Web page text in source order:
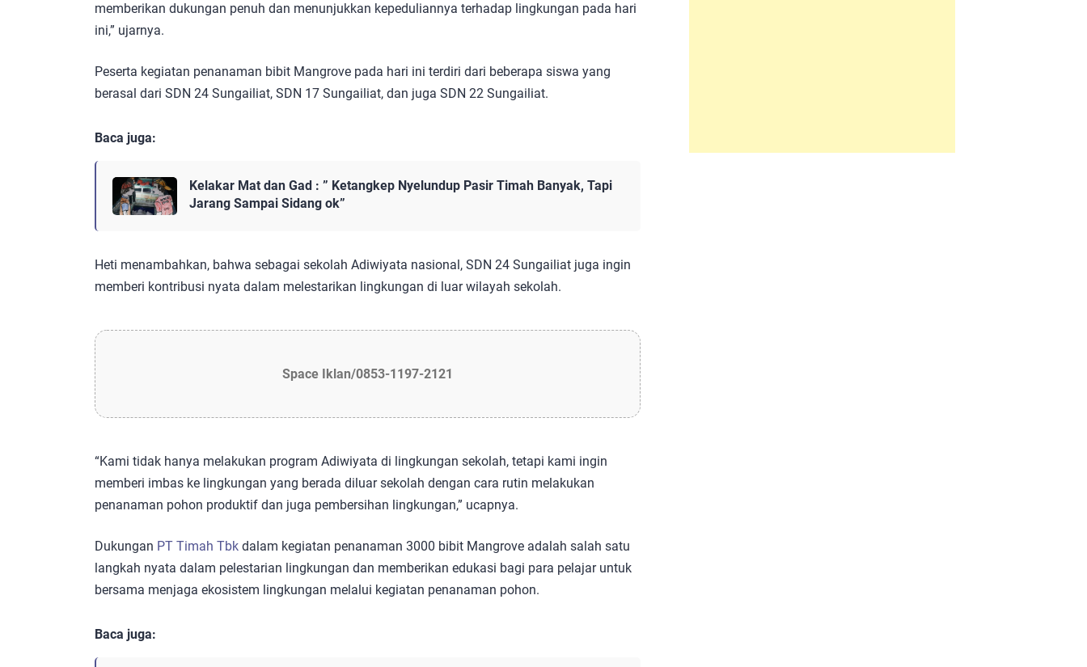
memberikan dukungan penuh dan menunjukkan kepeduliannya terhadap lingkungan pada hari
ini,” ujarnya.
Peserta kegiatan penanaman bibit Mangrove pada hari ini terdiri dari beberapa siswa yang
berasal dari SDN 24 Sungailiat, SDN 17 Sungailiat, dan juga SDN 22 Sungailiat.
Baca juga:
Kelakar Mat dan Gad : ” Ketangkep Nyelundup Pasir Timah Banyak, Tapi
Jarang Sampai Sidang ok”
Heti menambahkan, bahwa sebagai sekolah Adiwiyata nasional, SDN 24 Sungailiat juga ingin
memberi kontribusi nyata dalam melestarikan lingkungan di luar wilayah sekolah.
Space Iklan/0853-1197-2121
“Kami tidak hanya melakukan program Adiwiyata di lingkungan sekolah, tetapi kami ingin
memberi imbas ke lingkungan yang berada diluar sekolah dengan cara rutin melakukan
penanaman pohon produktif dan juga pembersihan lingkungan,” ucapnya.
Dukungan PT Timah Tbk dalam kegiatan penanaman 3000 bibit Mangrove adalah salah satu
langkah nyata dalam pelestarian lingkungan dan memberikan edukasi bagi para pelajar untuk
bersama menjaga ekosistem lingkungan melalui kegiatan penanaman pohon.
Baca juga: